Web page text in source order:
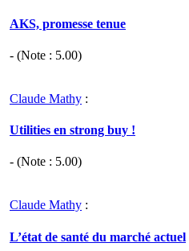
AKS, promesse tenue
- (Note : 5.00)
Claude Mathy :
Utilities en strong buy !
- (Note : 5.00)
Claude Mathy :
L’état de santé du marché actuel